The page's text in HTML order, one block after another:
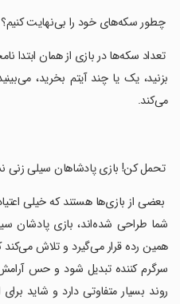
‏ چطور سکه‌های خود را بی‌نهایت کنیم؟
تعداد سکه‌ها در بازی از همان ابتدا
بزنید، یک یا چند آیتم بخرید،
می‌کند.
تحمل کن! بازی پادشاهان سیلی
بعضی از بازی‌ها هستند که خیلی
شما طراحی شده‌اند، بازی پادشان
همین رده قرار می‌گیرد و تلاش
سرگرم کننده تبدیل شود و حس
روند بسیار متفاوتی دارد و شاید